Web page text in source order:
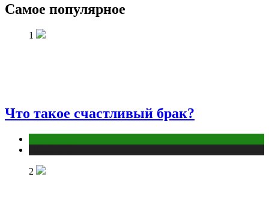
Самое популярное
1
Что такое счастливый брак?
2